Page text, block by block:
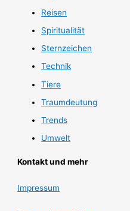
Reisen
Spiritualität
Sternzeichen
Technik
Tiere
Traumdeutung
Trends
Umwelt
Kontakt und mehr
Impressum